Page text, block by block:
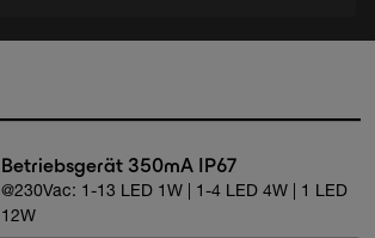
Betriebsgerät 350mA IP67
@230Vac: 1-13 LED 1W | 1-4 LED 4W | 1 LED
12W